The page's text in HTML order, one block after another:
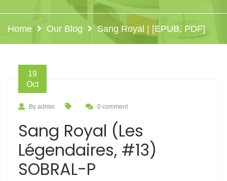
Home Our Blog Sang Royal | [EPUB, PDF]
19
Oct
By admin 0 comment
Sang Royal (Les
Légendaires, #13)
SOBRAL-P